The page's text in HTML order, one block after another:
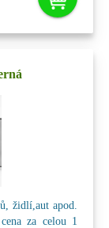
židlí,aut apod.
za celou 1